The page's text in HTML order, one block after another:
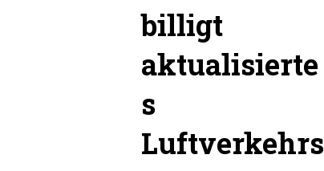
billigt
aktualisierte
s
Luftverkehrs